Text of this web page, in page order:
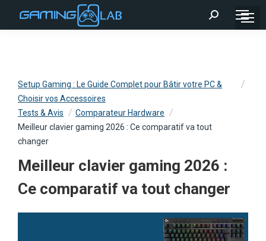
Recherche
Setup Gaming : Le Guide Complet pour Bâtir votre PC &
Choisir vos Accessoires
Tests & Avis
Comparateur Hardware
Meilleur clavier gaming 2026 : Ce comparatif va tout
changer
Meilleur clavier gaming 2026 :
Ce comparatif va tout changer